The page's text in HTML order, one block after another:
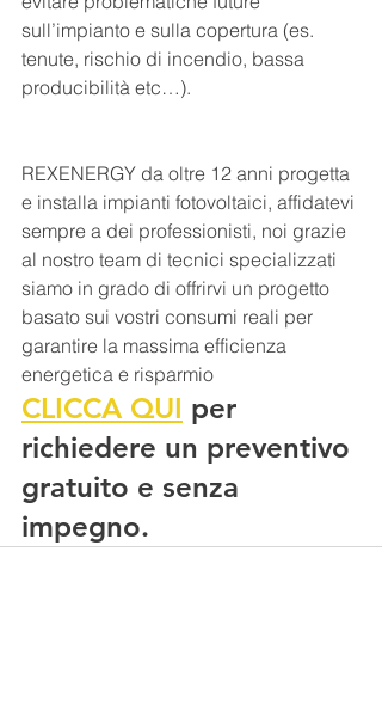
sull’impianto e sulla copertura (es.
tenute, rischio di incendio, bassa
producibilità etc…).
REXENERGY da oltre 12 anni progetta
e installa impianti fotovoltaici, affidatevi
sempre a dei professionisti, noi grazie
al nostro team di tecnici specializzati
siamo in grado di offrirvi un progetto
basato sui vostri consumi reali per
garantire la massima efficienza
energetica e risparmio
CLICCA QUI per
richiedere un preventivo
gratuito e senza
impegno.